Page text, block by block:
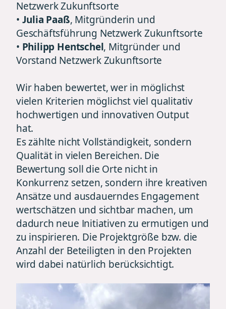
Netzwerk Zukunftsorte
• Julia Paaß, Mitgründerin und
Geschäftsführung Netzwerk Zukunftsorte
• Philipp Hentschel, Mitgründer und
Vorstand Netzwerk Zukunftsorte
Wir haben bewertet, wer in möglichst
vielen Kriterien möglichst viel qualitativ
hochwertigen und innovativen Output
hat.
Es zählte nicht Vollständigkeit, sondern
Qualität in vielen Bereichen. Die
Bewertung soll die Orte nicht in
Konkurrenz setzen, sondern ihre kreativen
Ansätze und ausdauerndes Engagement
wertschätzen und sichtbar machen, um
dadurch neue Initiativen zu ermutigen und
zu inspirieren. Die Projektgröße bzw. die
Anzahl der Beteiligten in den Projekten
wird dabei natürlich berücksichtigt.